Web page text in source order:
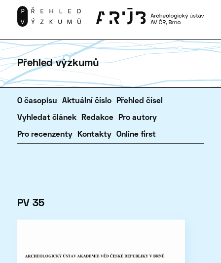
Přehled výzkumů
O časopisu Aktuální číslo Přehled čísel
Vyhledat článek Redakce Pro autory
Pro recenzenty Kontakty Online first
PV 35